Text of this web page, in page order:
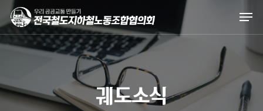
Skip
main
content
궤도소식